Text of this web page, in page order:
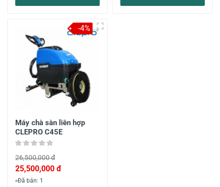
Máy chà sàn liên hợp
CLEPRO C45E
26,500,000 đ
25,500,000 đ
Đã bán: 1
-4%